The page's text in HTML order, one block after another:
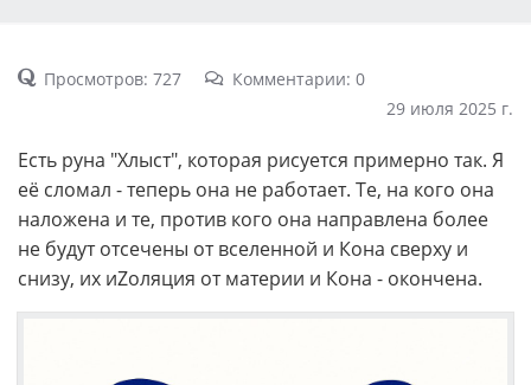
Просмотров: 727
Комментарии: 0
29 июля 2025 г.
Есть руна "Хлыст", которая рисуется примерно так. Я
её сломал - теперь она не работает. Те, на кого она
наложена и те, против кого она направлена более
не будут отсечены от вселенной и Кона сверху и
снизу, их иZоляция от материи и Кона - окончена.